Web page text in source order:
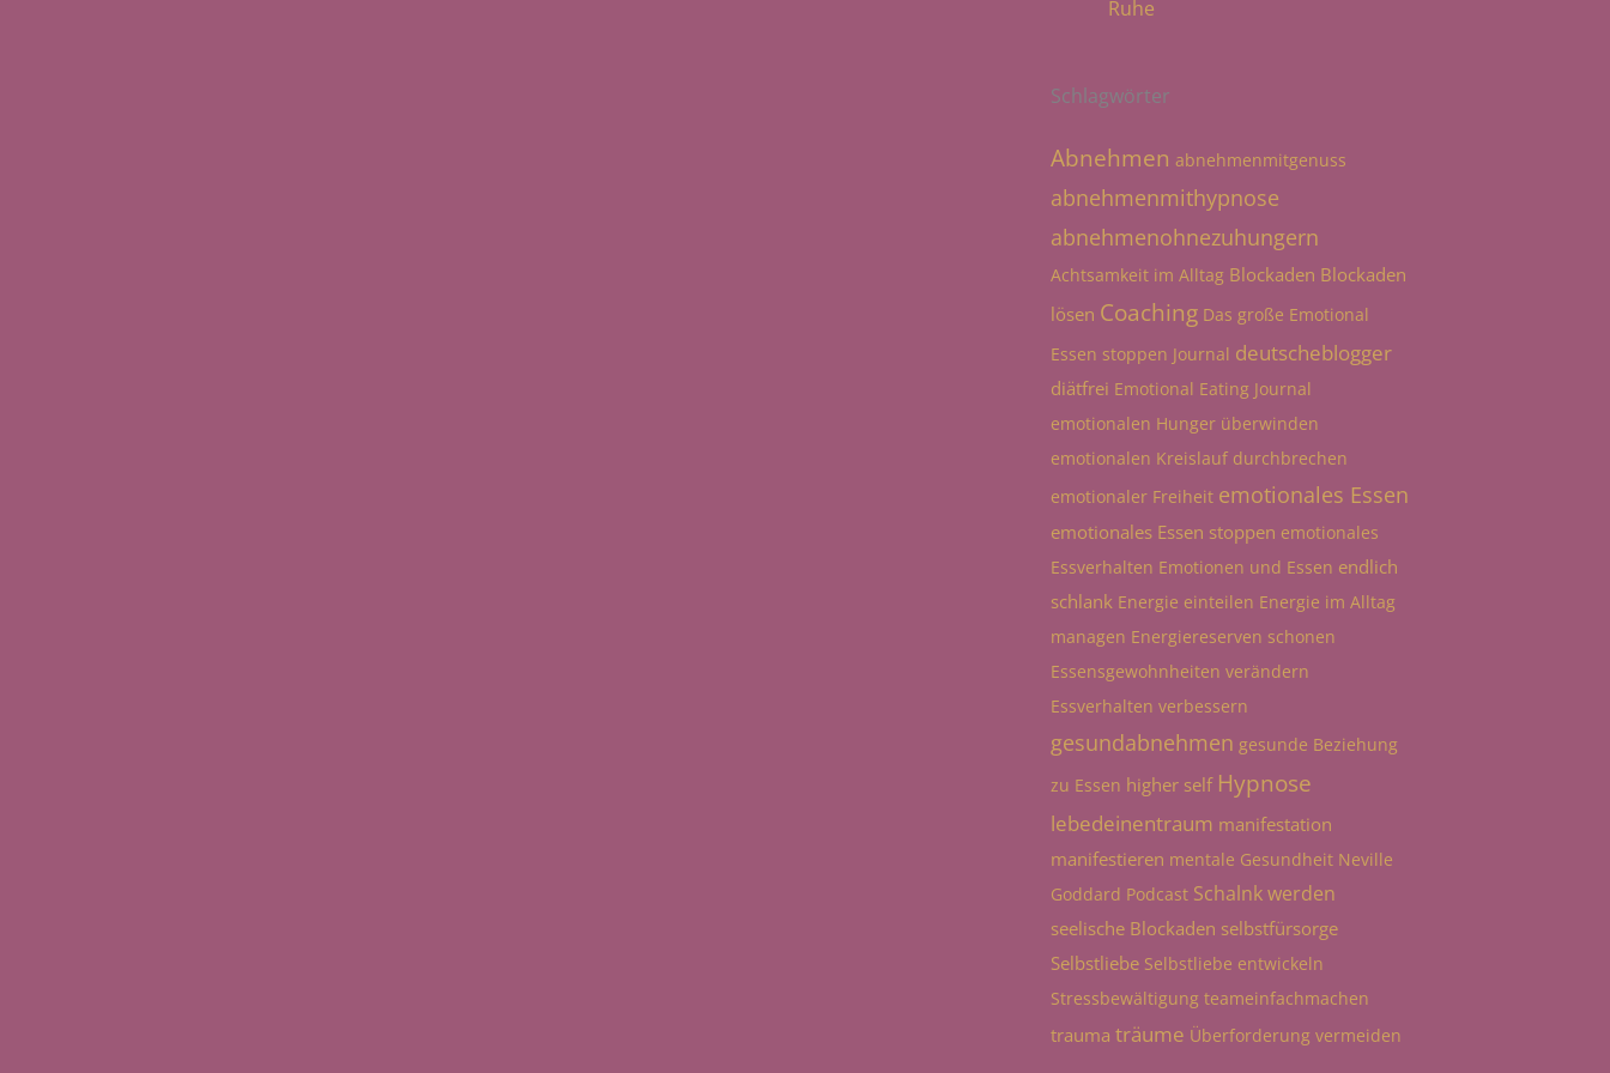
Ruhe
Schlagwörter
Abnehmen abnehmenmitgenuss
abnehmenmithypnose
abnehmenohnezuhungern
Achtsamkeit im Alltag Blockaden Blockaden
lösen Coaching Das große Emotional
Essen stoppen Journal deutscheblogger
diätfrei Emotional Eating Journal
emotionalen Hunger überwinden
emotionalen Kreislauf durchbrechen
emotionaler Freiheit emotionales Essen
emotionales Essen stoppen emotionales
Essverhalten Emotionen und Essen endlich
schlank Energie einteilen Energie im Alltag
managen Energiereserven schonen
Essensgewohnheiten verändern
Essverhalten verbessern
gesundabnehmen gesunde Beziehung
zu Essen higher self Hypnose
lebedeinentraum manifestation
manifestieren mentale Gesundheit Neville
Goddard Podcast Schalnk werden
seelische Blockaden selbstfürsorge
Selbstliebe Selbstliebe entwickeln
Stressbewältigung teameinfachmachen
trauma träume Überforderung vermeiden